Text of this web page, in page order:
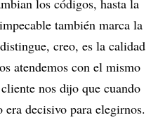
los códigos, hasta la
también marca la
creo, es la calidad
atendemos con el mismo
nos dijo que cuando
decisivo para elegirnos.